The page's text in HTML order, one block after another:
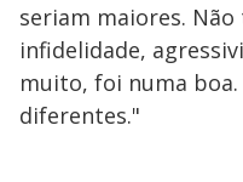
seriam maiores.
infidelidade,
muito, foi numa
diferentes."